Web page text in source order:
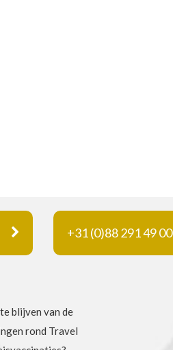
+31 (0)88 291 49 00
blijven van de
rond Travel